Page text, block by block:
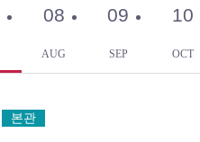
08
AUG
09
SEP
10
OCT
본관